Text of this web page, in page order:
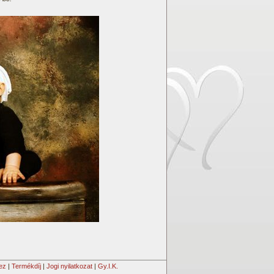
| Termékdíj| Jogi nyilatkozat| Gy.I.K.